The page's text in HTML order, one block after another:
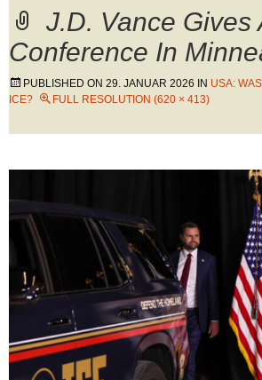
J.D. Vance Gives
Conference In
PUBLISHED ON 29. JANUAR 2026 IN USA:
ICE?
FULL RESOLUTION (620 × 413)